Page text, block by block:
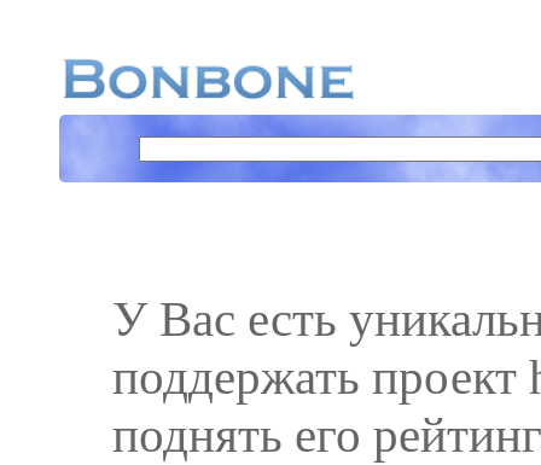
У Вас есть
поддержать
поднять его